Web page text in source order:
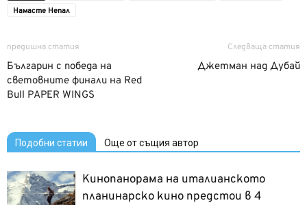
Намасте Непал
предишна статия
Българин с победа на
световните финали на Red
Bull PAPER WINGS
Следваща статия
Джетман над Дубай
Подобни статии Още от същия автор
Кинопанорама на италианското
планинарско кино предстои в 4